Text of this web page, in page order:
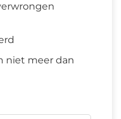
niet meer dan